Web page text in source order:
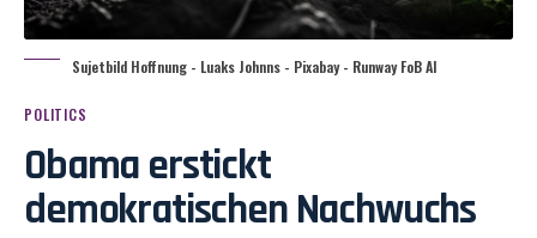
Sujetbild Hoffnung - Luaks Johnns - Pixabay - Runway FoB AI
POLITICS
Obama erstickt
demokratischen Nachwuchs